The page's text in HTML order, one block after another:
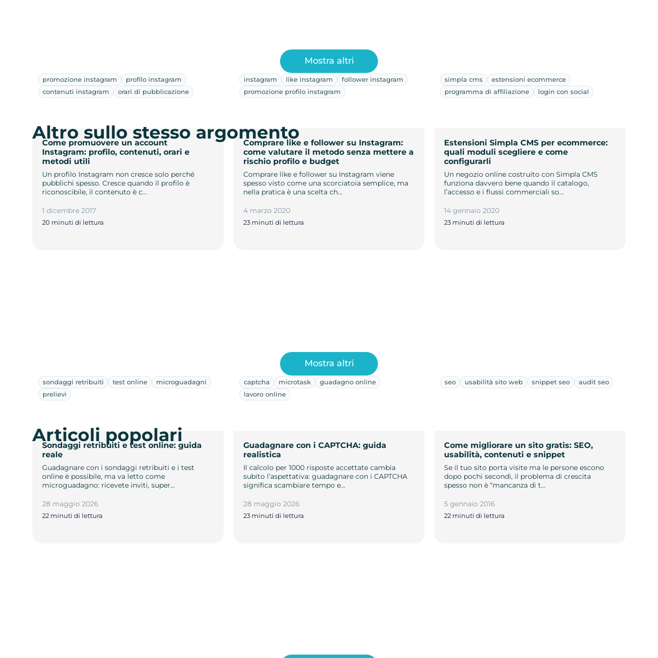
promozione instagram
profilo instagram
contenuti instagram
orari di pubblicazione
Come promuovere un account
Instagram: profilo, contenuti, orari e
metodi utili
Un profilo Instagram non cresce solo perché
pubblichi spesso. Cresce quando il profilo è
riconoscibile, il contenuto è c…
1 dicembre 2017
20 minuti di lettura
instagram like instagram
follower instagram
promozione profilo instagram
Comprare like e follower su Instagram:
come valutare il metodo senza mettere a
rischio profilo e budget
Comprare like e follower su Instagram viene
spesso visto come una scorciatoia semplice, ma
nella pratica è una scelta ch…
4 marzo 2020
23 minuti di lettura
simpla cms
estensioni ecommerce
programma di affiliazione
login con social
Estensioni Simpla CMS per ecommerce:
quali moduli scegliere e come
configurarli
Un negozio online costruito con Simpla CMS
funziona davvero bene quando il catalogo,
l’accesso e i flussi commerciali so…
14 gennaio 2020
23 minuti di lettura
Mostra altri
Altro sullo stesso argomento
sondaggi retribuiti test online
microguadagni
prelievi
Sondaggi retribuiti e test online: guida
reale
Guadagnare con i sondaggi retribuiti e i test
online è possibile, ma va letto come
microguadagno: ricevete inviti, super…
28 maggio 2026
22 minuti di lettura
captcha microtask
guadagno online
lavoro online
Guadagnare con i CAPTCHA: guida
realistica
Il calcolo per 1000 risposte accettate cambia
subito l’aspettativa: guadagnare con i CAPTCHA
significa scambiare tempo e…
28 maggio 2026
23 minuti di lettura
seo usabilità sito web snippet seo audit seo
Come migliorare un sito gratis: SEO,
usabilità, contenuti e snippet
Se il tuo sito porta visite ma le persone escono
dopo pochi secondi, il problema di crescita
spesso non è “mancanza di t…
5 gennaio 2016
22 minuti di lettura
Mostra altri
Articoli popolari